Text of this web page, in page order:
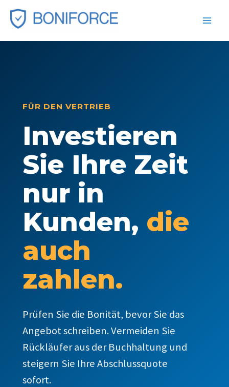
Zum
Inhalt
springen
FÜR DEN VERTRIEB
Investieren
Sie Ihre Zeit
nur in
Kunden, die
auch
zahlen.
Prüfen Sie die Bonität, bevor Sie das
Angebot schreiben. Vermeiden Sie
Rückläufer aus der Buchhaltung und
steigern Sie Ihre Abschlussquote
sofort.